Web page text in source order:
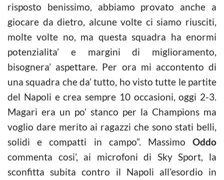
risposto benissimo, abbiamo provato anche a
giocare da dietro, alcune volte ci siamo riusciti,
molte volte no, ma questa squadra ha enormi
potenzialita’ e margini di miglioramento,
bisognera’ aspettare. Per ora mi accontento di
una squadra che da’ tutto, ho visto tutte le partite
del Napoli e crea sempre 10 occasioni, oggi 2-3.
Magari era un po’ stanco per la Champions ma
voglio dare merito ai ragazzi che sono stati belli,
solidi e compatti in campo”. Massimo Oddo
commenta cosi’, ai microfoni di Sky Sport, la
sconfitta subita contro il Napoli all’esordio in